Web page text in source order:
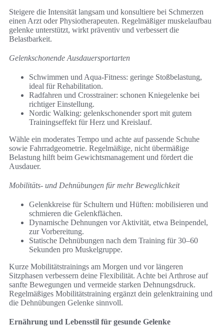
Steigere die Intensität langsam und konsultiere bei Schmerzen
einen Arzt oder Physiotherapeuten. Regelmäßiger muskelaufbau
gelenke unterstützt, wirkt präventiv und verbessert die
Belastbarkeit.
Gelenkschonende Ausdauersportarten
Schwimmen und Aqua-Fitness: geringe Stoßbelastung,
ideal für Rehabilitation.
Radfahren und Crosstrainer: schonen Kniegelenke bei
richtiger Einstellung.
Nordic Walking: gelenkschonender sport mit gutem
Trainingseffekt für Herz und Kreislauf.
Wähle ein moderates Tempo und achte auf passende Schuhe
sowie Fahrradgeometrie. Regelmäßige, nicht übermäßige
Belastung hilft beim Gewichtsmanagement und fördert die
Ausdauer.
Mobilitäts- und Dehnübungen für mehr Beweglichkeit
Gelenkkreise für Schultern und Hüften: mobilisieren und
schmieren die Gelenkflächen.
Dynamische Dehnungen vor Aktivität, etwa Beinpendel,
zur Vorbereitung.
Statische Dehnübungen nach dem Training für 30–60
Sekunden pro Muskelgruppe.
Kurze Mobilitätstrainings am Morgen und vor längeren
Sitzphasen verbessern deine Flexibilität. Achte bei Arthrose auf
sanfte Bewegungen und vermeide starken Dehnungsdruck.
Regelmäßiges Mobilitätstraining ergänzt dein gelenktraining und
die Dehnübungen Gelenke sinnvoll.
Ernährung und Lebensstil für gesunde Gelenke